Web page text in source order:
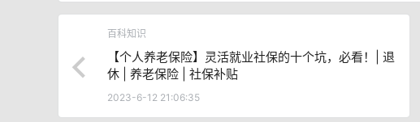
百科知识
【个人养老保险】灵活就业社保的十个坑，必看！| 退
休 | 养老保险 | 社保补贴
2023-6-12 21:06:35